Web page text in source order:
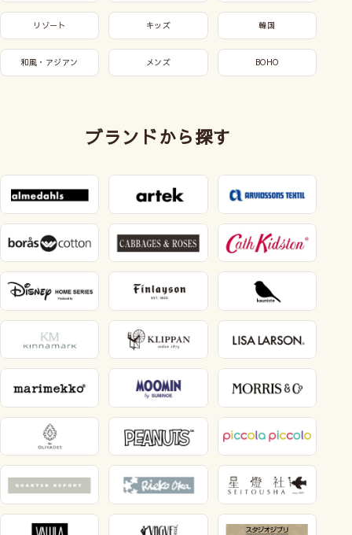
リゾート キッズ 韓国
和風・アジアン メンズ BOHO
ブランドから探す